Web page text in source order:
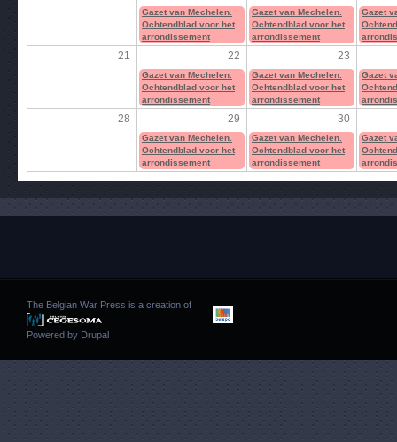
Gazet van Mechelen.
Ochtendblad voor het
arrondissement
Gazet van Mechelen.
Ochtendblad voor het
arrondissement
Gazet
21 22 23
Gazet van Mechelen.
Ochtendblad voor het
arrondissement
Gazet van Mechelen.
Ochtendblad voor het
arrondissement
Gazet
28 29 30
Gazet van Mechelen.
Ochtendblad voor het
arrondissement
Gazet van Mechelen.
Ochtendblad voor het
arrondissement
Gazet
The Belgian War Press is a creation of
Powered by Drupal